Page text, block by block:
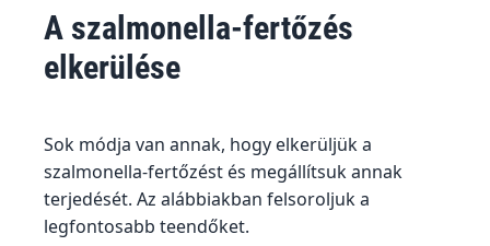
A szalmonella-fertőzés
elkerülése
Sok módja van annak, hogy elkerüljük a
szalmonella-fertőzést és megállítsuk annak
terjedését. Az alábbiakban felsoroljuk a
legfontosabb teendőket.